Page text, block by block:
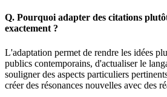
Q. Pourquoi adapter des citations
exactement ?
L'adaptation permet de rendre les idées
publics contemporains, d'actualiser le
souligner des aspects particuliers
créer des résonances nouvelles avec des